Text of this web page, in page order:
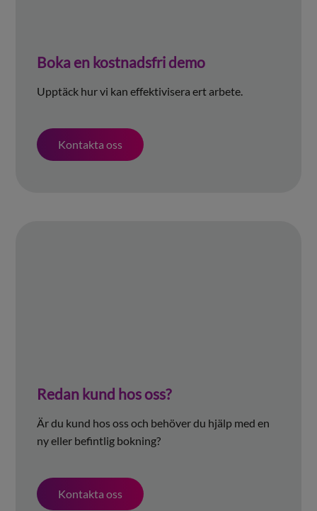
Boka en kostnadsfri demo
Upptäck hur vi kan effektivisera ert arbete.
Kontakta oss
Redan kund hos oss?
Är du kund hos oss och behöver du hjälp med en
ny eller befintlig bokning?
Kontakta oss